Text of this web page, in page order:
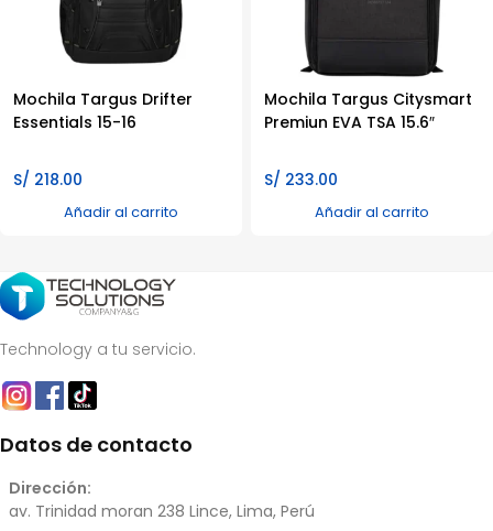
Mochila Targus Drifter
Essentials 15-16
S/ 218.00
Añadir al carrito
Mochila Targus Citysmart
Premiun EVA TSA 15.6″
S/ 233.00
Añadir al carrito
Technology a tu servicio.
Datos de contacto
Dirección:
av. Trinidad moran 238 Lince, Lima, Perú